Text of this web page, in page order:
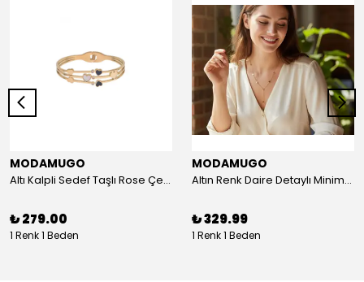
MODAMUGO
Altı Kalpli Sedef Taşlı Rose Çelik Kelepçe Bileklik
₺ 279.00
1 Renk 1 Beden
MODAMUGO
Altın Renk Daire Detaylı Minimal Y Çelik Kolye
₺ 329.99
1 Renk 1 Beden